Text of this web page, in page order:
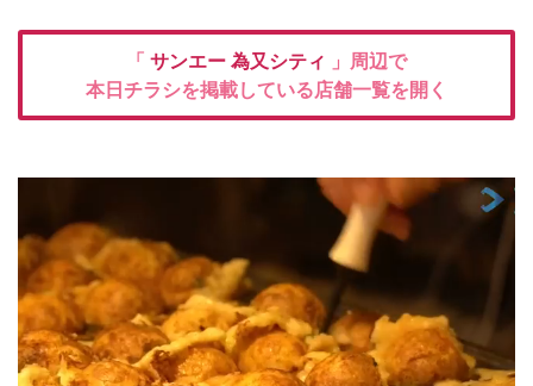
「 サンエー 為又シティ 」周辺で
本日チラシを掲載している店舗一覧を開く